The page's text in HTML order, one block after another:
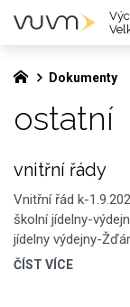
Dokumenty
ostatní
vnitřní řády
Vnitřní řád k-
školní jídelny-
jídelny výdejny-
ČÍST VÍCE